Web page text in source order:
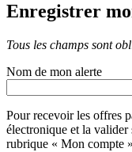
Enregistrer
Tous les champs sont
Nom de mon alerte
Pour recevoir les offres
électronique et la valider
rubrique « Mon compte »